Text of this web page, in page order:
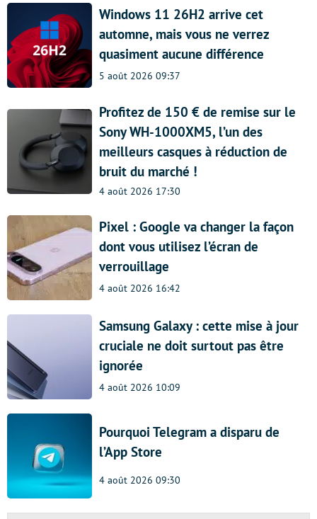
Windows 11 26H2 arrive cet
automne, mais vous ne verrez
quasiment aucune différence
5 août 2026 09:37
Profitez de 150 € de remise sur le
Sony WH-1000XM5, l’un des
meilleurs casques à réduction de
bruit du marché !
4 août 2026 17:30
Pixel : Google va changer la façon
dont vous utilisez l’écran de
verrouillage
4 août 2026 16:42
Samsung Galaxy : cette mise à jour
cruciale ne doit surtout pas être
ignorée
4 août 2026 10:09
Pourquoi Telegram a disparu de
l’App Store
4 août 2026 09:30